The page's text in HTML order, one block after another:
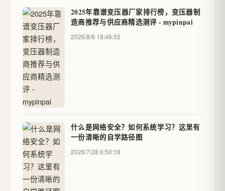
2025年靠谱变压器厂家排行榜，变压器制
造商推荐与供应商精选测评 - mypinpai
2026/8/6 18:46:55
什么是网络安全？如何系统学习？这里有
一份清晰的自学路径图
2026/7/28 6:50:18